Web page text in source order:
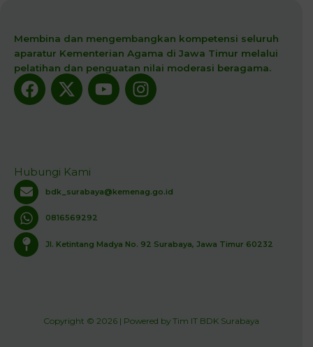
Membina dan mengembangkan kompetensi seluruh
aparatur Kementerian Agama di Jawa Timur melalui
pelatihan dan penguatan nilai moderasi beragama.
Facebook
X-
twitter
YoutubeInstagram
Hubungi Kami
bdk_surabaya@kemenag.go.id
0816569292
Jl. Ketintang Madya No. 92 Surabaya, Jawa Timur 60232
Copyright © 2026 | Powered by Tim IT BDK Surabaya